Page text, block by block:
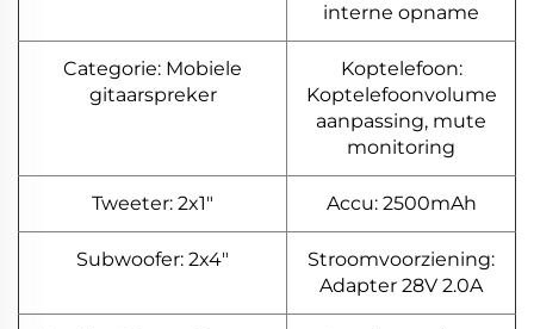
interne opname
Categorie: Mobiele
gitaarspreker
Koptelefoon:
Koptelefoonvolume
aanpassing, mute
monitoring
Tweeter: 2x1" Accu: 2500mAh
Subwoofer: 2x4"
Stroomvoorziening:
Adapter 28V 2.0A